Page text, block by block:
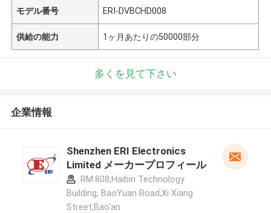
モデル番号 ERI-DVBCHD008
供給の能力 1ヶ月あたりの50000部分
多くを見て下さい
企業情報
Shenzhen ERI Electronics
Limited メーカープロフィール
RM.808,Haibin Technology
Building, BaoYuan Road,Xi Xiang
Street,Bao'an